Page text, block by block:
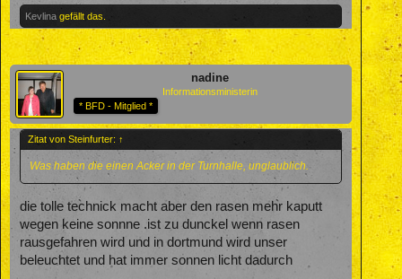
Kevlina gefällt das.
nadine
Informationsministerin
* BFD - Mitglied *
Zitat von Steinfurter: ↑
Was haben die einen Acker in der Turnhalle, unglaublich.
die tolle technick macht aber den rasen mehr kaputt
wegen keine sonnne .ist zu dunckel wenn rasen
rausgefahren wird und in dortmund wird unser
beleuchtet und hat immer sonnen licht dadurch